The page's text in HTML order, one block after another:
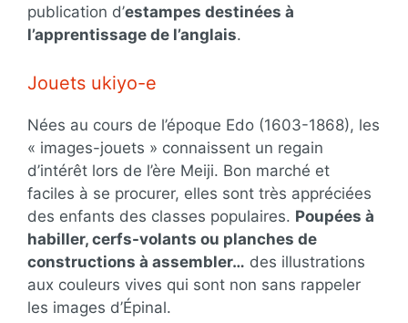
publication d’estampes destinées à
l’apprentissage de l’anglais.
Jouets ukiyo-e
Nées au cours de l’époque Edo (1603-1868), les
« images-jouets » connaissent un regain
d’intérêt lors de l’ère Meiji. Bon marché et
faciles à se procurer, elles sont très appréciées
des enfants des classes populaires. Poupées à
habiller, cerfs-volants ou planches de
constructions à assembler… des illustrations
aux couleurs vives qui sont non sans rappeler
les images d’Épinal.